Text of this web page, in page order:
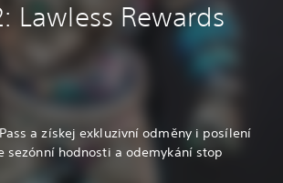
Lawless Rewards
a získej exkluzivní odměny i posílení
sezónní hodnosti a odemykání stop